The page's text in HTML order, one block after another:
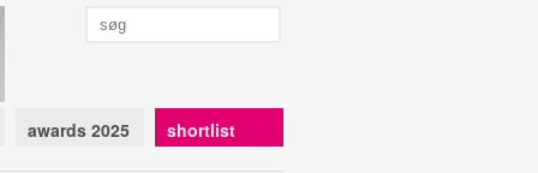
awards 2025 shortlist